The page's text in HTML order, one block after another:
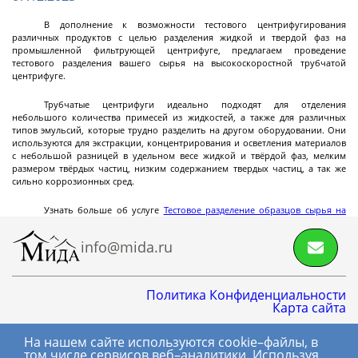
термостаты
Чиллеры
Термостаты нагрев охлаждение
Нагревающие термостаты
Криогенные машины
Промышленные чиллеры
Промышленные термостаты нагрев
охлаждение
Промышленные нагревающие термостаты
Система термостатирования группы
химических реакторов
Лабораторные криостаты
Лабораторные чиллеры
Лабораторные термостаты нагрев охлаждение
центрифуги
Центрифуга на платформе с верхней
В дополнение к возможности тестового центрифугирования
различных продуктов с целью разделения жидкой и твердой фаз на
промышленной фильтрующей центрифуге, предлагаем проведение
тестового разделения вашего сырья на высокоскоростной трубчатой
центрифуге.
Трубчатые центрифуги идеально подходят для отделения
небольшого количества примесей из жидкостей, а также для различных
типов эмульсий, которые трудно разделить на другом оборудовании. Они
используются для экстракции, концентрирования и осветления материалов
с небольшой разницей в удельном весе жидкой и твёрдой фаз, мелким
размером твёрдых частиц, низким содержанием твердых частиц, а так же
сильно коррозионных сред.
Узнать больше об услуге Тестовое разделение образцов сырья на
info@mida.ru
Политика Конфиденциальности
Карта сайта
8 800 600-06-01
На нашем сайте используются cookie–файлы, в